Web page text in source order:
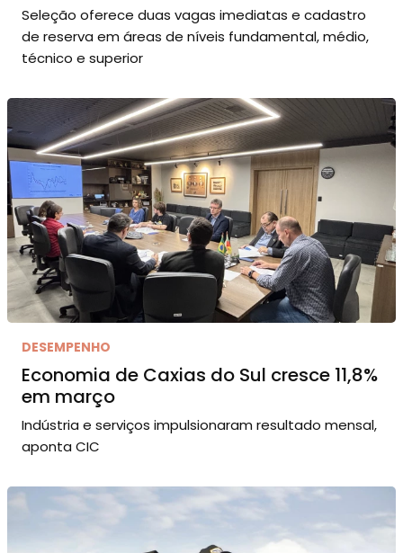
Seleção oferece duas vagas imediatas e cadastro
de reserva em áreas de níveis fundamental, médio,
técnico e superior
DESEMPENHO
Economia de Caxias do Sul cresce 11,8%
em março
Indústria e serviços impulsionaram resultado mensal,
aponta CIC